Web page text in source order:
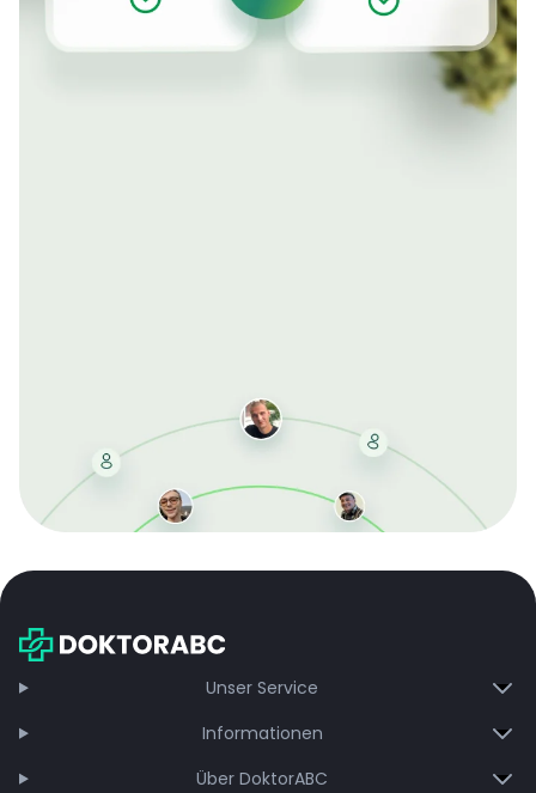
bei jeder Bestellung, erhalten schnelle Lieferung und
Unser Service
Informationen
Über DoktorABC